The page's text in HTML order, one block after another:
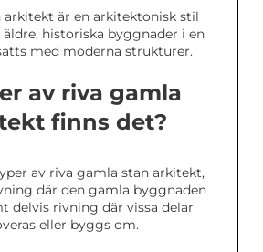
arkitekt är en arkitektonisk stil
historiska byggnader i en
med moderna strukturer.
av riva gamla
finns det?
av riva gamla stan arkitekt,
där den gamla byggnaden
delvis rivning där vissa delar
eller byggs om.